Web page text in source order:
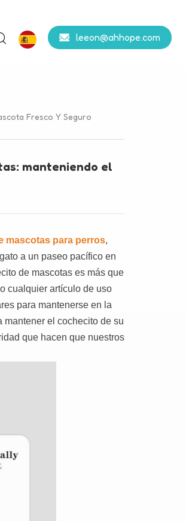
leeon@ahhope.com
Fresco Y Seguro
manteniendo el
mascotas para perros,
a un paseo pacífico en
de mascotas es más que
cualquier artículo de uso
para mantenerse en la
mantener el cochecito de su
que hacen que nuestros